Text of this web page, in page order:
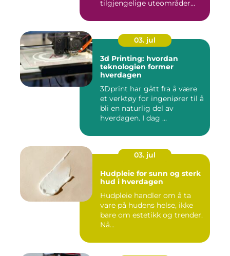
tilgjengelige uteområder
03. jul
3d Printing: hvordan
teknologien former
hverdagen
3Dprint har gått fra å være
et verktøy for ingeniører til å
bli en naturlig del av
hverdagen. I dag ...
03. jul
Hudpleie for sunn og sterk
hud i hverdagen
Hudpleie handler om å ta
vare på hudens helse, ikke
bare om estetikk og trender.
Nå...